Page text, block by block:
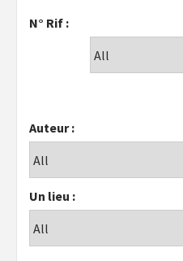
N° Rif :
Auteur :
Un lieu :